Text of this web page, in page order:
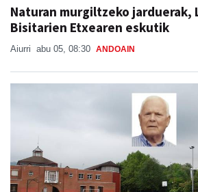
Naturan murgiltzeko jarduerak,
Bisitarien Etxearen eskutik
Aiurri abu 05, 08:30 ANDOAIN